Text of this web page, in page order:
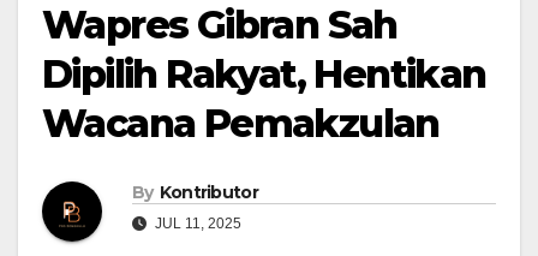
Wapres Gibran Sah
Dipilih Rakyat, Hentikan
Wacana Pemakzulan
By Kontributor
JUL 11, 2025